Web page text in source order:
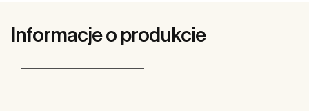
Informacje o produkcie